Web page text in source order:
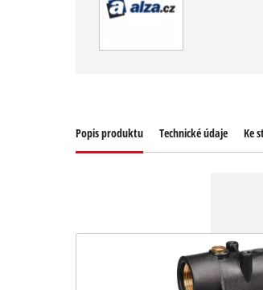
Popis produktu Technické údaje Ke